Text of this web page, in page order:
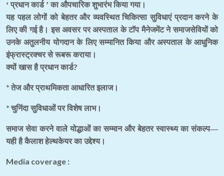
‘ प्रधान कार्ड ’ का औपचारिक शुभारंभ किया गया।
यह पहल लोगों को बेहतर और व्यवस्थित चिकित्सा सुविधाएं प्रदान करने के
लिए की गई है। इस अवसर पर अस्पताल के टॉप मैनेजमेंट ने समाजसेवियों को
उनके अतुलनीय योगदान के लिए सम्मानित किया और अस्पताल के आधुनिक
इंफ्रास्ट्रक्चर से रूबरू कराया।
क्यों खास है प्रधान कार्ड?
*तेज और प्राथमिकता आधारित इलाज।
*चुनिंदा सुविधाओं पर विशेष लाभ।
समाज सेवा करने वाले योद्धाओं का सम्मान और बेहतर स्वास्थ्य का संकल्प—
यही है कैलाश हेल्थकेयर का उद्देश्य।
Media coverage :